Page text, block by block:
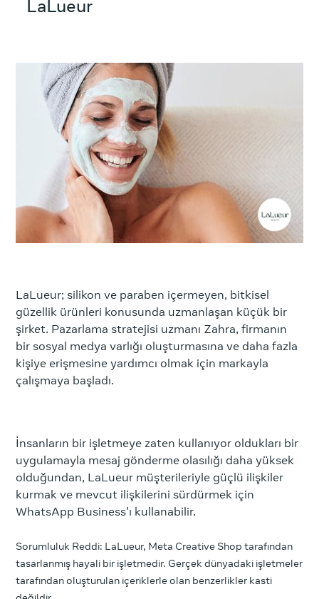
LaLueur
LaLueur; silikon ve paraben içermeyen, bitkisel
güzellik ürünleri konusunda uzmanlaşan küçük bir
şirket. Pazarlama stratejisi uzmanı Zahra, firmanın
bir sosyal medya varlığı oluşturmasına ve daha fazla
kişiye erişmesine yardımcı olmak için markayla
çalışmaya başladı.
İnsanların bir işletmeye zaten kullanıyor oldukları bir
uygulamayla mesaj gönderme olasılığı daha yüksek
olduğundan, LaLueur müşterileriyle güçlü ilişkiler
kurmak ve mevcut ilişkilerini sürdürmek için
WhatsApp Business'ı kullanabilir.
Sorumluluk Reddi: LaLueur, Meta Creative Shop tarafından
tasarlanmış hayali bir işletmedir. Gerçek dünyadaki işletmeler
tarafından oluşturulan içeriklerle olan benzerlikler kasti